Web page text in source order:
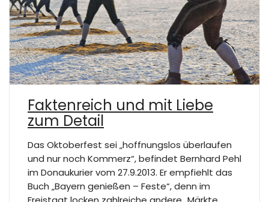
Faktenreich und mit Liebe
zum Detail
Das Oktoberfest sei „hoffnungslos überlaufen
und nur noch Kommerz“, befindet Bernhard Pehl
im Donaukurier vom 27.9.2013. Er empfiehlt das
Buch „Bayern genießen – Feste“, denn im